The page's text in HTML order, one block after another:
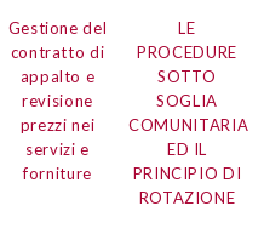
Gestione del
contratto di
appalto e
revisione
prezzi nei
servizi e
forniture
LE
PROCEDURE
SOTTO
SOGLIA
COMUNITARIA
ED IL
PRINCIPIO DI
ROTAZIONE